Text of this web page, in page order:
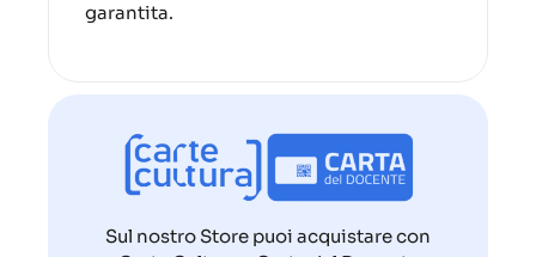
garantita.
Sul nostro Store puoi acquistare con